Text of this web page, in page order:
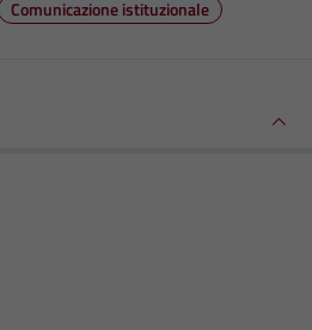
Comunicazione istituzionale